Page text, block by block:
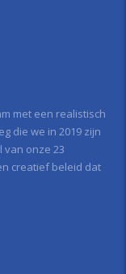
met een realistisch
die we in 2019 zijn
van onze 23
creatief beleid dat